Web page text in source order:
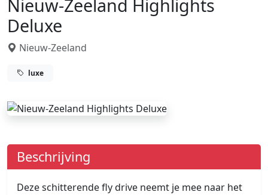
Nieuw-Zeeland Highlights
Deluxe
Nieuw-Zeeland
luxe
Beschrijving
Deze schitterende fly drive neemt je mee naar het